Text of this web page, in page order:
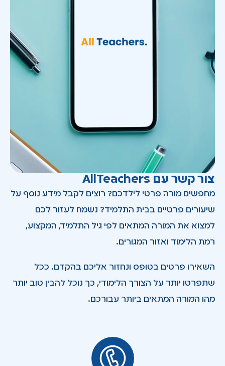
צור קשר עם AllTeachers
מחפשים מורה פרטי לילדכם? רוצים לקבל מידע נוסף על
שיעורים פרטיים בבית התלמיד? נשמח לעזור לכם
למצוא את המורה המתאים לפי גיל התלמיד, המקצוע,
רמת הלימוד ואזור המגורים.
השאירו פרטים בטופס ונחזור אליכם בהקדם. ככל
שתפרטו יותר על הצורך הלימודי, כך נוכל להבין טוב יותר
מהו המורה המתאים ביותר עבורכם.